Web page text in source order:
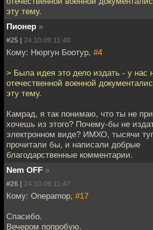
эту тему.
Пионер »
#25 | 24.10.09 11:40
Кому: Нюргун Боотур, #4
> Была идея это дело издать - у нас
отечественной военной
эту тему.
Камрад, я так понимаю, что ты не
хочешь из этого? Почему-бы не
электронном виде? ИМХО, тысячи
прочитали бы, и написали добрые
благодарственные комментарии.
Nem OFF »
#26 | 24.10.09 11:47
Кому: Onepamop, #17
Спасибо.
Вечером попробую.